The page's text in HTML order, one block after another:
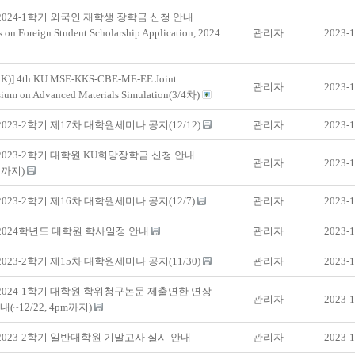
1학기 외국인 재학생 장학금 신청 안내
on Foreign Student Scholarship Application, 2024
관리자 2023-
4th KU MSE-KKS-CBE-ME-EE Joint
on Advanced Materials Simulation(3/4차)
관리자 2023-
2학기 제17차 대학원세미나 공지(12/12) 관리자 2023-
2학기 대학원 KU희망장학금 신청 안내
지)
관리자 2023-
2학기 제16차 대학원세미나 공지(12/7) 관리자 2023-
학년도 대학원 학사일정 안내 관리자 2023-
2학기 제15차 대학원세미나 공지(11/30) 관리자 2023-
1학기 대학원 학위청구논문 제출연한 연장
(~12/22, 4pm까지)
관리자 2023-
2학기 일반대학원 기말고사 실시 안내 관리자 2023-